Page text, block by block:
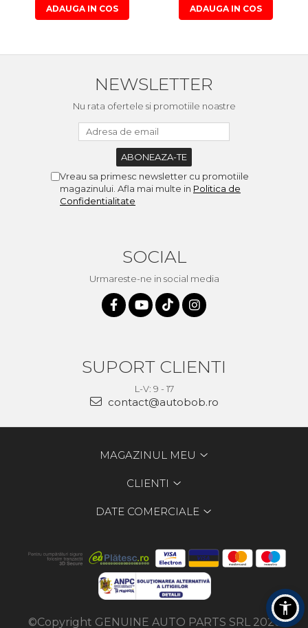
ADAUGA IN COS ADAUGA IN COS
NEWSLETTER
Nu rata ofertele si promotiile noastre
Vreau sa primesc newsletter cu promotiile
magazinului. Afla mai multe in Politica de
Confidentialitate
SOCIAL
Urmareste-ne in social media
SUPORT CLIENTI
L-V: 9 - 17
contact@autobob.ro
MAGAZINUL MEU
CLIENTI
DATE COMERCIALE
©Copyright GENUINE AUTO PARTS SRL 2026